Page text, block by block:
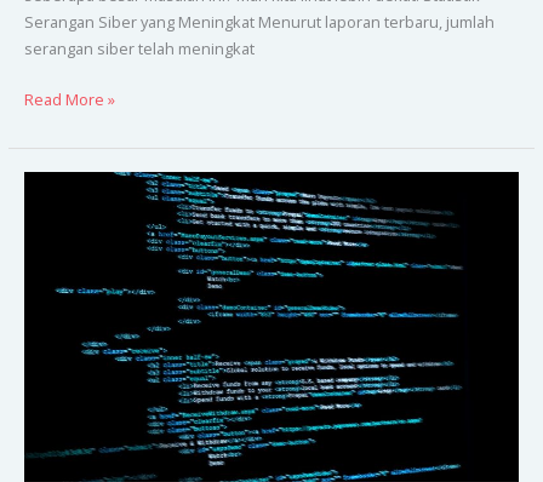
Serangan Siber yang Meningkat Menurut laporan terbaru, jumlah
serangan siber telah meningkat
Read More »
Utama